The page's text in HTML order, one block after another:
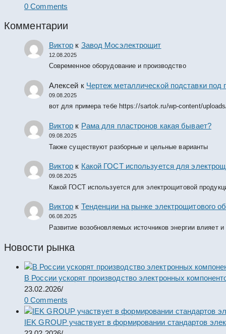
0 Comments
Комментарии
Виктор к Завод Мосэлектрощит
12.08.2025
Современное оборудование и производство
Алексей к Чертеж металлической подставки
09.08.2025
вот для примера тебе https://sartok.ru/wp-content/
Виктор к Рама для пластронов какая бывает?
09.08.2025
Также существуют разборные и цельные варианты
Виктор к Какой ГОСТ используется для
09.08.2025
Какой ГОСТ используется для электрощитовой
Виктор к Тенденции на рынке электрощитового
06.08.2025
Развитие возобновляемых источников энергии влияет
Новости рынка
В России ускорят производство электронных
23.02.2026/
0 Comments
IEK GROUP участвует в формировании стандартов